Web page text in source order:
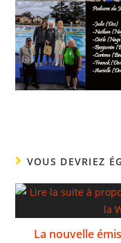
VOUS DEVRIEZ
La nouvelle